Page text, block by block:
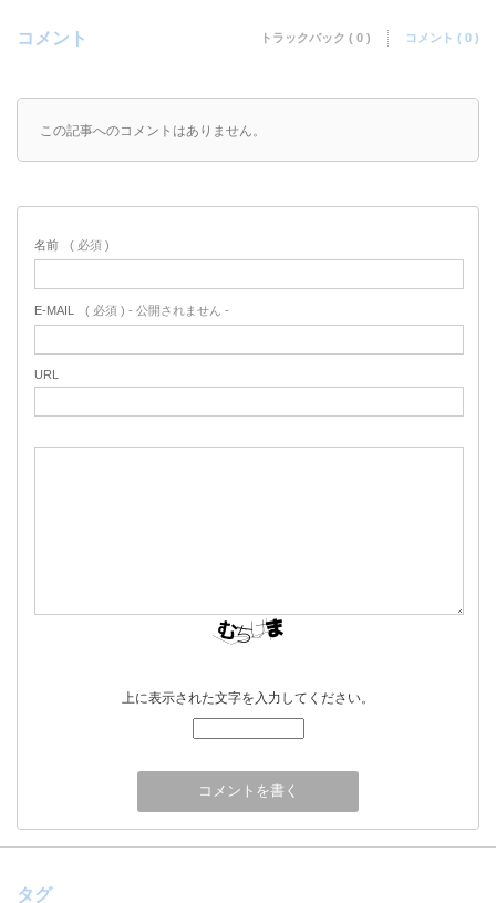
コメント トラックバック ( 0 ) コメント ( 0 )
この記事へのコメントはありません。
名前 ( 必須 )
E-MAIL ( 必須 ) - 公開されません -
URL
上に表示された文字を入力してください。
タグ